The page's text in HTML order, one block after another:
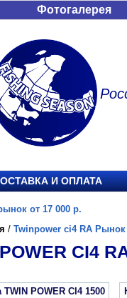
Фотогалерея
И ОПЛАТА
от 17 000 р.
/ Twinpower ci4 RA
CI4
TWIN POWER CI4 1500